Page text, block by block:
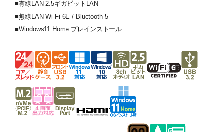
■有線LAN 2.5ギガビットLAN
■無線LAN Wi-Fi 6E / Bluetooth 5
■Windows11 Home プレインストール